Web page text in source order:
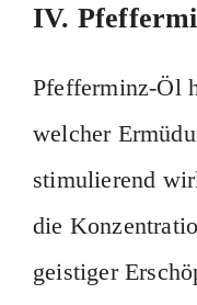
IV.
Pfefferminz-Öl
welcher
stimulierend
die
geistiger